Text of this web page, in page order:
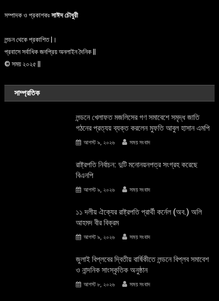
সম্পাদক ও প্রকাশকঃসাঈদ চৌধুরী
লন্ডন থেকে প্রকাশিত |।
প্রবাসে সর্বাধিক জনপ্রিয় অনলাইন দৈনিক ||
© সময় ২০২৫ ||
সাম্প্রতিক
লন্ডনে খেলাফত মজলিসের গণ সমাবেশে সমৃদ্ধ জাতি
গঠনের প্রত্যয় ব্যক্ত করলেন মুফতি আবুল হাসান এমপি
আগস্ট ৯, ২০২৬ সময় সংবাদ
রাষ্ট্রপতি নির্বাচন: দুটি মনোনয়নপত্র সংগ্রহ করেছে
বিএনপি
আগস্ট ৯, ২০২৬ সময় সংবাদ
১১ দলীয় ঐক্যের রাষ্ট্রপতি প্রার্থী কর্নেল (অব.) অলি
আহমদ বীর বিক্রম
আগস্ট ৯, ২০২৬ সময় সংবাদ
জুলাই বিপ্লবের দ্বিতীয় বার্ষিকীতে লন্ডনে বিপ্লব সমাবেশ
ও নান্দনিক সাংস্কৃতিক অনুষ্ঠান
আগস্ট ৮, ২০২৬ সময় সংবাদ